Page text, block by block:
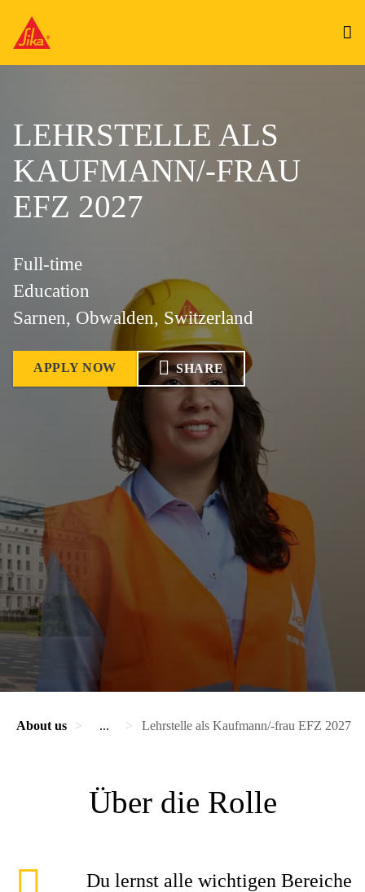
LEHRSTELLE ALS
KAUFMANN/-FRAU
EFZ 2027
Full-time
Education
Sarnen, Obwalden, Switzerland
APPLY NOW SHARE
About us ... Lehrstelle als Kaufmann/-frau EFZ 2027
Über die Rolle
Du lernst alle wichtigen Bereiche